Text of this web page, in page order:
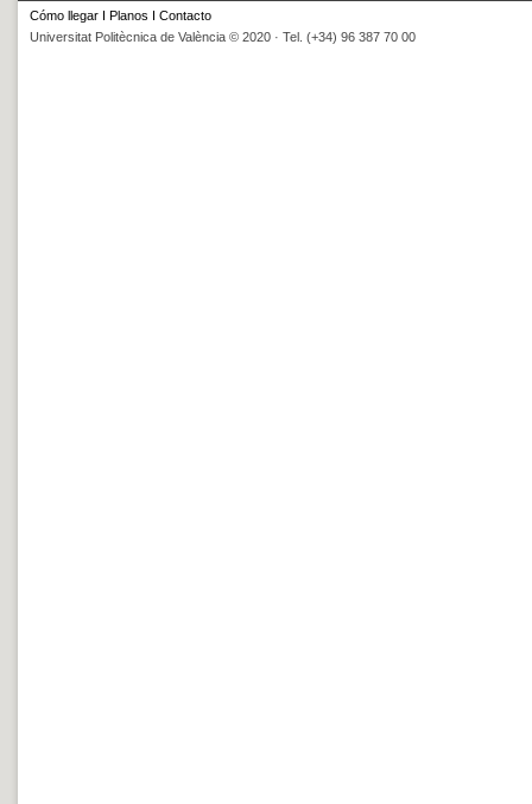
Cómo llegar I Planos I Contacto
Universitat Politècnica de València © 2020 · Tel. (+34) 96 387 70 00